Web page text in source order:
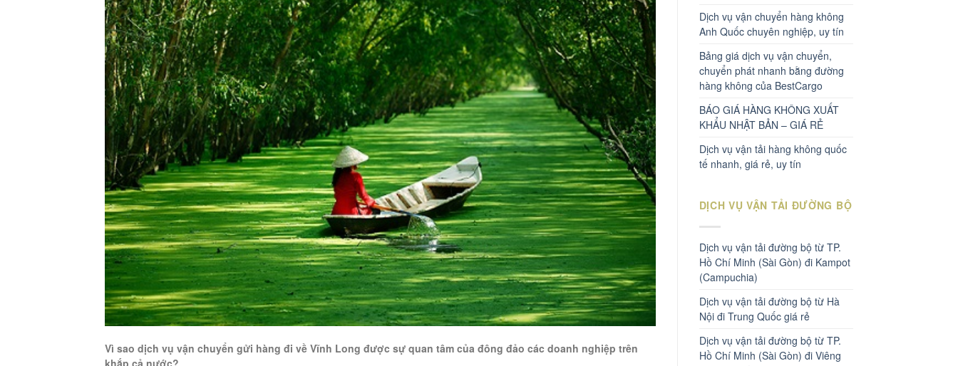
Vì sao dịch vụ vận chuyển gửi hàng đi về Vĩnh Long được sự quan tâm của đông đảo các doanh nghiệp trên
khắp cả nước?
Dịch vụ vận chuyển hàng không
Anh Quốc chuyên nghiệp, uy tín
Bảng giá dịch vụ vận chuyển,
chuyển phát nhanh bằng đường
hàng không của BestCargo
BÁO GIÁ HÀNG KHÔNG XUẤT
KHẨU NHẬT BẢN – GIÁ RẺ
Dịch vụ vận tải hàng không quốc
tế nhanh, giá rẻ, uy tín
DỊCH VỤ VẬN TẢI ĐƯỜNG BỘ
Dịch vụ vận tải đường bộ từ TP.
Hồ Chí Minh (Sài Gòn) đi Kampot
(Campuchia)
Dịch vụ vận tải đường bộ từ Hà
Nội đi Trung Quốc giá rẻ
Dịch vụ vận tải đường bộ từ TP.
Hồ Chí Minh (Sài Gòn) đi Viêng